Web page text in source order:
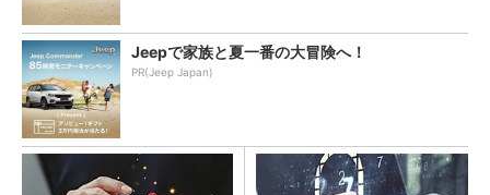
Jeepで家族と夏一番の大冒険へ！
PR(Jeep Japan)